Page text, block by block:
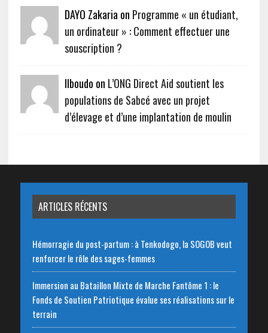
DAYO Zakaria on Programme « un étudiant,
un ordinateur » : Comment effectuer une
souscription ?
Ilboudo on L’ONG Direct Aid soutient les
populations de Sabcé avec un projet
d’élevage et d’une implantation de moulin
ARTICLES RÉCENTS
Hémorragie du post-partum : à Tenkodogo, la SOGOB veut
renforcer le rôle des sages-femmes
Immersion au Bataillon Mixte de Marche Fantôme 1 : le
Fonds de Soutien Patriotique évalue ses réalisations sur le
terrain